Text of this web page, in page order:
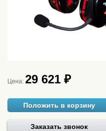
Цена: 29 621 ₽
Положить в корзину
Заказать звонок